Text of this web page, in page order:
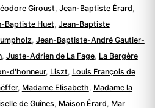
Giroust, Jean-Baptiste Érard,
Baptiste Huet, Jean-Baptiste
, Jean-Baptiste-André Gautier-
, Juste-Adrien de La Fage, La Bergère
d'honneur, Liszt, Louis François de
, Madame Elisabeth, Madame la
de Guînes, Maison Érard, Mar